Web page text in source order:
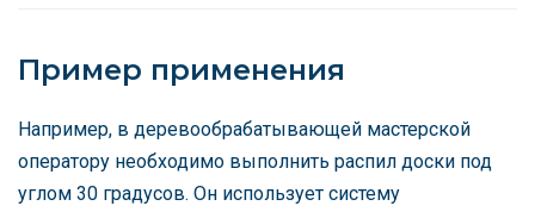
Пример применения
Например, в деревообрабатывающей мастерской
оператору необходимо выполнить распил доски под
углом 30 градусов. Он использует систему